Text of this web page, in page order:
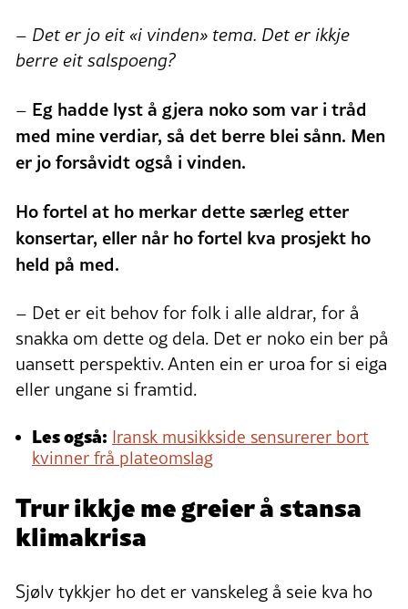
– Det er jo eit «i vinden» tema. Det er ikkje
berre eit salspoeng?
– Eg hadde lyst å gjera noko som var i tråd
med mine verdiar, så det berre blei sånn. Men
er jo forsåvidt også i vinden.
Ho fortel at ho merkar dette særleg etter
konsertar, eller når ho fortel kva prosjekt ho
held på med.
– Det er eit behov for folk i alle aldrar, for å
snakka om dette og dela. Det er noko ein ber på
uansett perspektiv. Anten ein er uroa for si eiga
eller ungane si framtid.
Les også: Iransk musikkside sensurerer bort
kvinner frå plateomslag
Trur ikkje me greier å stansa
klimakrisa
Sjølv tykkjer ho det er vanskeleg å seie kva ho